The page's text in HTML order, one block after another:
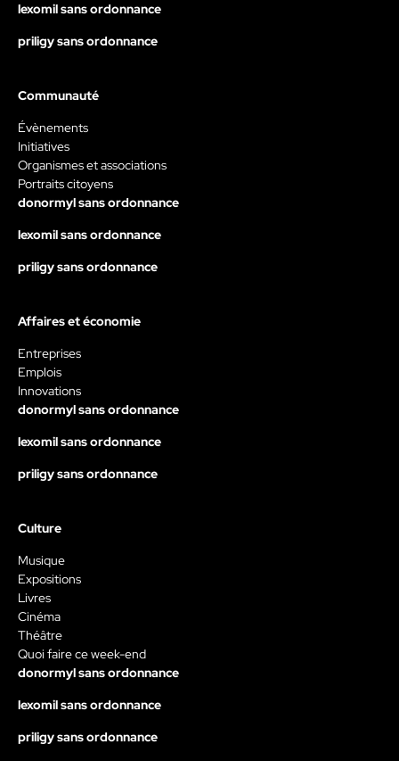
lexomil sans ordonnance
priligy sans ordonnance
Communauté
Évènements
Initiatives
Organismes et associations
Portraits citoyens
donormyl sans ordonnance
lexomil sans ordonnance
priligy sans ordonnance
Affaires et économie
Entreprises
Emplois
Innovations
donormyl sans ordonnance
lexomil sans ordonnance
priligy sans ordonnance
Culture
Musique
Expositions
Livres
Cinéma
Théâtre
Quoi faire ce week-end
donormyl sans ordonnance
lexomil sans ordonnance
priligy sans ordonnance